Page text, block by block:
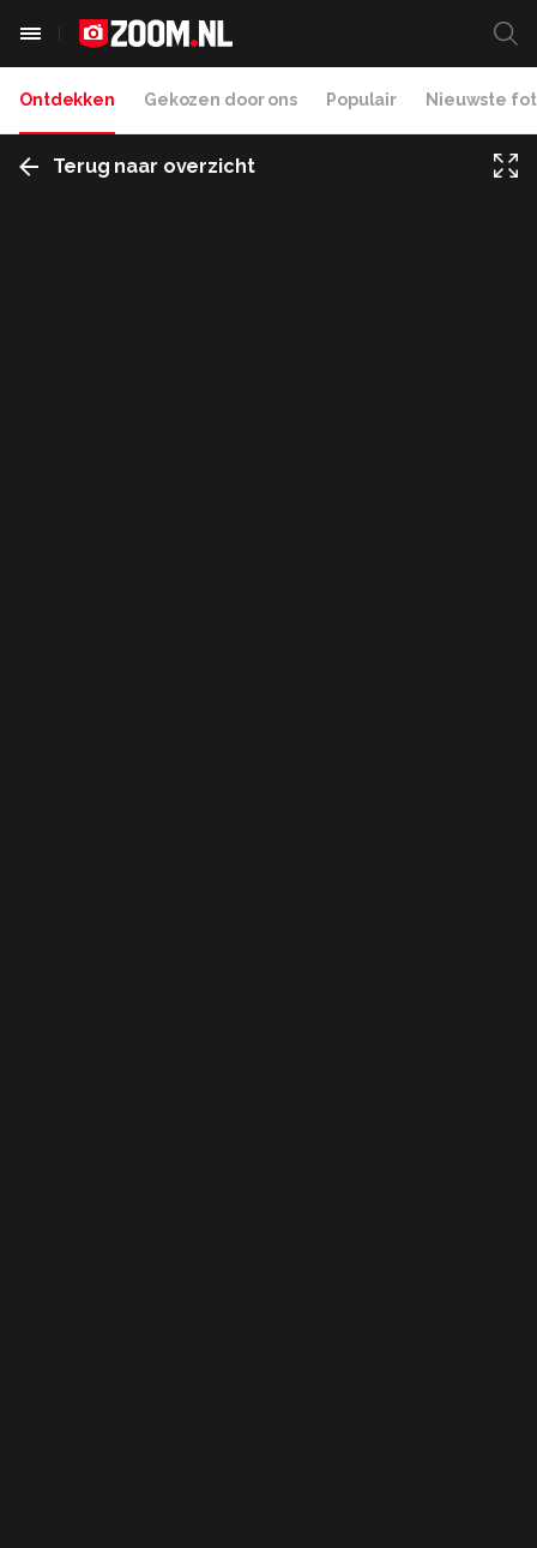
Ontdekken Gekozen door ons Populair Nieuwste
Terug naar overzicht